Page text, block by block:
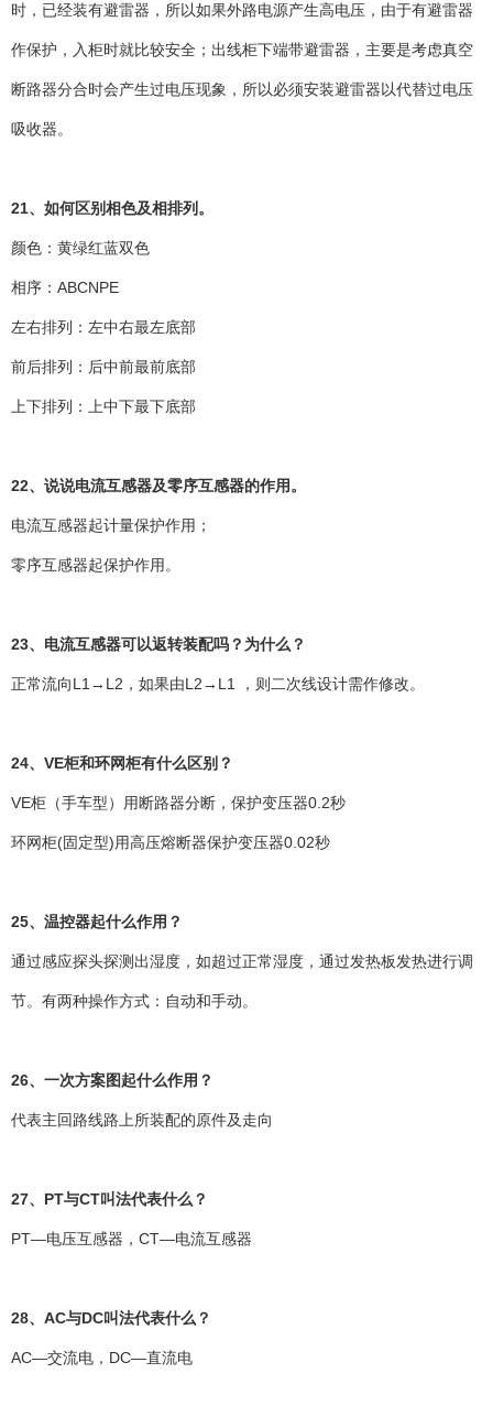
时，已经装有避雷器，所以如果外路电源产生高电压，由于有避雷器
作保护，入柜时就比较安全；出线柜下端带避雷器，主要是考虑真空
断路器分合时会产生过电压现象，所以必须安装避雷器以代替过电压
吸收器。
21、如何区别相色及相排列。
颜色：黄绿红蓝双色
相序：ABCNPE
左右排列：左中右最左底部
前后排列：后中前最前底部
上下排列：上中下最下底部
22、说说电流互感器及零序互感器的作用。
电流互感器起计量保护作用；
零序互感器起保护作用。
23、电流互感器可以返转装配吗？为什么？
正常流向L1→L2，如果由L2→L1 ，则二次线设计需作修改。
24、VE柜和环网柜有什么区别？
VE柜（手车型）用断路器分断，保护变压器0.2秒
环网柜(固定型)用高压熔断器保护变压器0.02秒
25、温控器起什么作用？
通过感应探头探测出湿度，如超过正常湿度，通过发热板发热进行调
节。有两种操作方式：自动和手动。
26、一次方案图起什么作用？
代表主回路线路上所装配的原件及走向
27、PT与CT叫法代表什么？
PT—电压互感器，CT—电流互感器
28、AC与DC叫法代表什么？
AC—交流电，DC—直流电